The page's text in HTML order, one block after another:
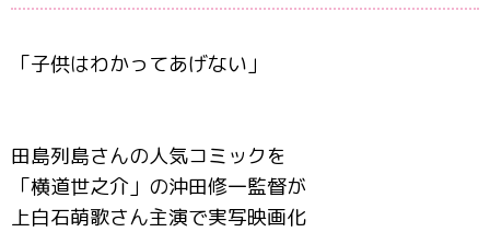
「子供はわかってあげない」
田島列島さんの人気コミックを
「横道世之介」の沖田修一監督が
上白石萌歌さん主演で実写映画化